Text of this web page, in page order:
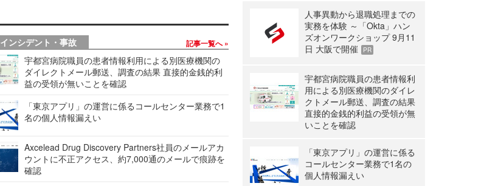
インシデント・事故 記事一覧へ
宇都宮病院職員の患者情報利用による別医療機関の
ダイレクトメール郵送、調査の結果 直接的金銭的利
益の受領が無いことを確認
「東京アプリ」の運営に係るコールセンター業務で1
名の個人情報漏えい
Axcelead Drug Discovery Partners社員のメールアカ
ウントに不正アクセス、約7,000通のメールで痕跡を
確認
人事異動から退職処理までの
実務を体験 ～「Okta」ハン
ズオンワークショップ 9月11
日 大阪で開催
PR
宇都宮病院職員の患者情報利
用による別医療機関のダイレ
クトメール郵送、調査の結果
直接的金銭的利益の受領が無
いことを確認
「東京アプリ」の運営に係る
コールセンター業務で1名の
個人情報漏えい